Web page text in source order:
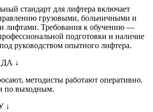
стандарт для лифтера включает
грузовыми, больничными и
лифтами. Требования к обучению —
подготовки и наличие
руководством опытного лифтера.
↓
методисты работают оперативно.
по выходным.
↓